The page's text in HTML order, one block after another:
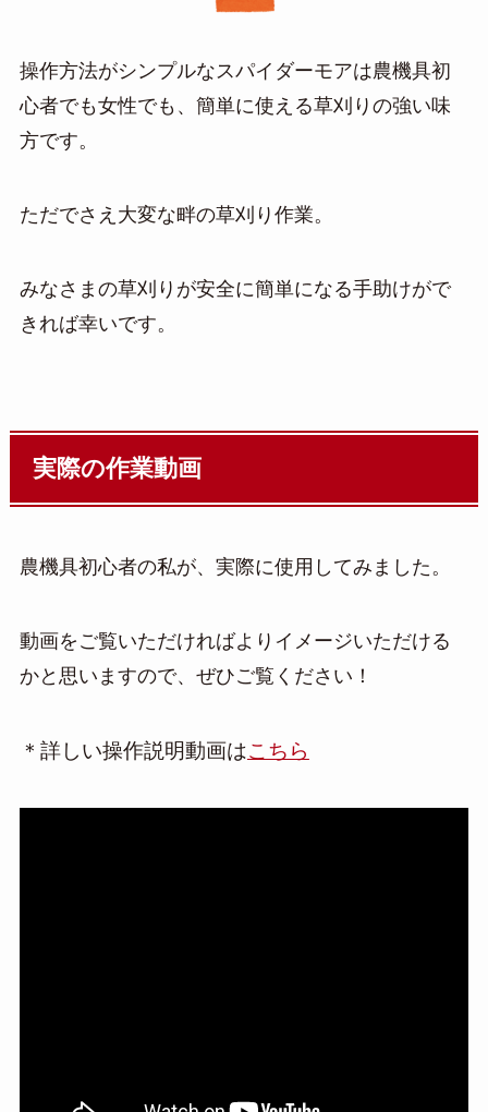
操作方法がシンプルなスパイダーモアは農機具初
心者でも女性でも、簡単に使える草刈りの強い味
方です。
ただでさえ大変な畔の草刈り作業。
みなさまの草刈りが安全に簡単になる手助けがで
きれば幸いです。
実際の作業動画
農機具初心者の私が、実際に使用してみました。
動画をご覧いただければよりイメージいただける
かと思いますので、ぜひご覧ください！
＊詳しい操作説明動画はこちら